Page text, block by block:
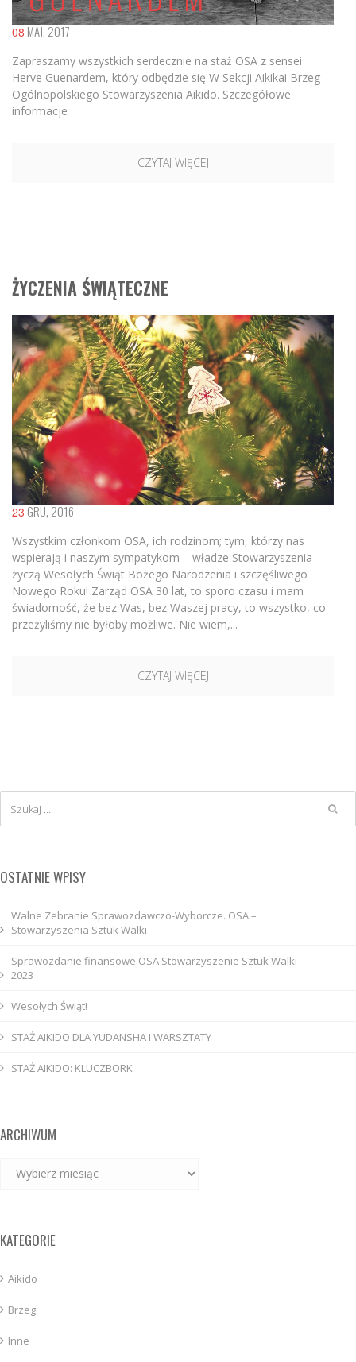
08 MAJ, 2017
Zapraszamy wszystkich serdecznie na staż OSA z sensei
Herve Guenardem, który odbędzie się W Sekcji Aikikai Brzeg
Ogólnopolskiego Stowarzyszenia Aikido. Szczegółowe
informacje
CZYTAJ WIĘCEJ
ŻYCZENIA ŚWIĄTECZNE
23GRU, 2016
Wszystkim członkom OSA, ich rodzinom; tym, którzy nas
wspierają i naszym sympatykom – władze Stowarzyszenia
życzą Wesołych Świąt Bożego Narodzenia i szczęśliwego
Nowego Roku! Zarząd OSA 30 lat, to sporo czasu i mam
świadomość, że bez Was, bez Waszej pracy, to wszystko, co
przeżyliśmy nie byłoby możliwe. Nie wiem,...
CZYTAJ WIĘCEJ
OSTATNIE WPISY
Walne Zebranie Sprawozdawczo-Wyborcze. OSA –
Stowarzyszenia Sztuk Walki
Sprawozdanie finansowe OSA Stowarzyszenie Sztuk Walki
2023
Wesołych Świąt!
STAŻ AIKIDO DLA YUDANSHA I WARSZTATY
STAŻ AIKIDO: KLUCZBORK
ARCHIWUM
KATEGORIE
Aikido
Brzeg
Inne